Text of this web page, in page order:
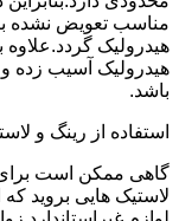
مناسب تعویض نشده
هیدرولیک
هیدرولیک آسیب زده
باشد.
استفاده از رینگ و
گاهی ممکن است برای
لاستیک هایی بروید که